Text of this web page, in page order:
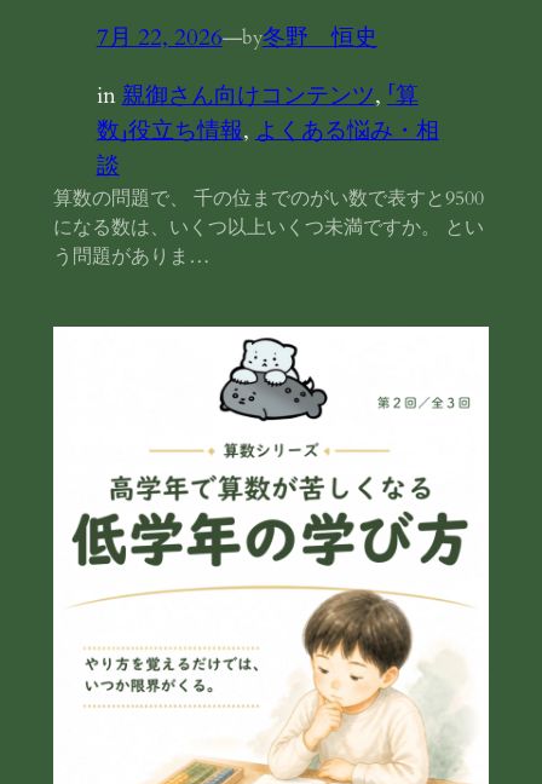
7月 22, 2026—by冬野 恒史
in親御さん向けコンテンツ, 「算
数」役立ち情報, よくある悩み・相
談
算数の問題で、 千の位までのがい数で表すと9500
になる数は、いくつ以上いくつ未満ですか。 とい
う問題がありま…